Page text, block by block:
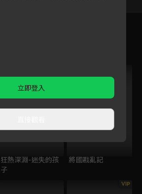
狂熱深淵-迷失的孩
子
將國戡亂記
VIP
立即登入